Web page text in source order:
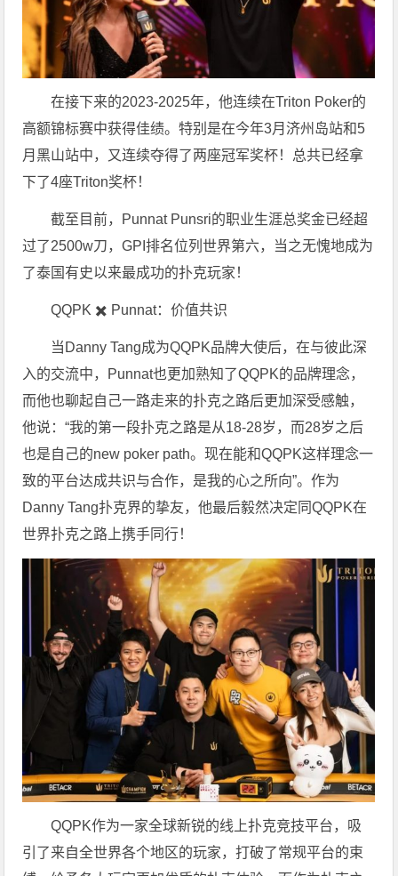
在接下来的2023-2025年，他连续在Triton Poker的
高额锦标赛中获得佳绩。特别是在今年3月济州岛站和5
月黑山站中，又连续夺得了两座冠军奖杯！总共已经拿
下了4座Triton奖杯！
截至目前，Punnat Punsri的职业生涯总奖金已经超
过了2500w刀，GPI排名位列世界第六，当之无愧地成为
了泰国有史以来最成功的扑克玩家！
QQPK ✖️ Punnat：价值共识
当Danny Tang成为QQPK品牌大使后，在与彼此深
入的交流中，Punnat也更加熟知了QQPK的品牌理念，
而他也聊起自己一路走来的扑克之路后更加深受感触，
他说：“我的第一段扑克之路是从18-28岁，而28岁之后
也是自己的new poker path。现在能和QQPK这样理念一
致的平台达成共识与合作，是我的心之所向”。作为
Danny Tang扑克界的挚友，他最后毅然决定同QQPK在
世界扑克之路上携手同行！
QQPK作为一家全球新锐的线上扑克竞技平台，吸
引了来自全世界各个地区的玩家，打破了常规平台的束